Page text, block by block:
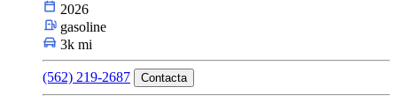
2026
gasoline
3k mi
(562) 219-2687 Contacta